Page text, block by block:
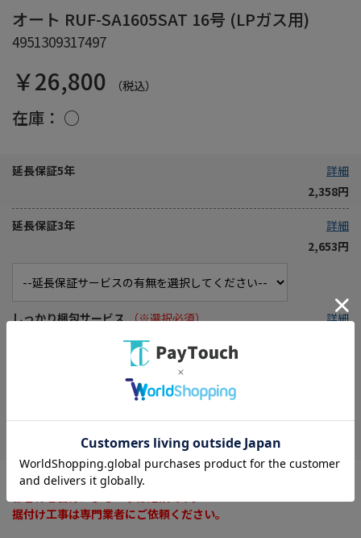
オート RUF-SA1605SAT 16号 (LPガス用)
4951309317497
￥26,800 （税込）
在庫： ○
延長保証5年
詳細
2,358円
延長保証3年
詳細
2,653円
しっかり梱包サービス（※選択必須） 詳細
※ご自身での据付け・移設工事は厳禁です。
据付け工事は専門業者にご依頼ください。